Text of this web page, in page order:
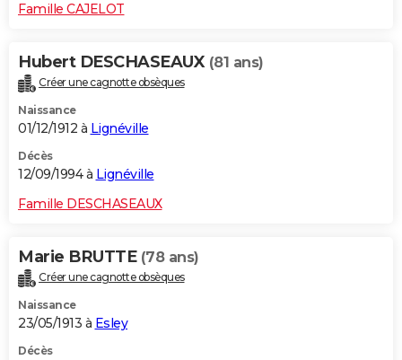
Famille CAJELOT
Hubert DESCHASEAUX (81 ans)
Créer une cagnotte obsèques
Naissance
01/12/1912 à Lignéville
Décès
12/09/1994 à Lignéville
Famille DESCHASEAUX
Marie BRUTTE (78 ans)
Créer une cagnotte obsèques
Naissance
23/05/1913 à Esley
Décès